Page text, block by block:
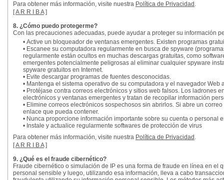
Para obtener más información, visite nuestra Política de Privacidad .
[A R R I B A]
8. ¿Cómo puedo protegerme?
Con las precauciones adecuadas, puede ayudar a proteger su información
• Active un bloqueador de ventanas emergentes. Existen programas
• Escanee su computadora regularmente en busca de spyware
regularmente están ocultos en muchas descargas gratuitas, como
emergentes potencialmente peligrosas al eliminar cualquier spyware
spyware gratuitos en Internet.
• Evite descargar programas de fuentes desconocidas.
• Mantenga el sistema operativo de su computadora y el navegador Web
• Protéjase contra correos electrónicos y sitios web falsos. Los ladrones
electrónicos y ventanas emergentes y tratan de recopilar información
• Elimine correos electrónicos sospechosos sin abrirlos. Si abre un
enlace que pueda contener.
• Nunca proporcione información importante sobre su cuenta o personal
• Instale y actualice regularmente softwares de protección de virus
Para obtener más información, visite nuestra Política de Privacidad .
[A R R I B A]
9. ¿Qué es el fraude cibernético?
Fraude cibernético o simulación de IP es una forma de fraude en línea en
personal sensible y luego, utilizando esa información, lleva a cabo